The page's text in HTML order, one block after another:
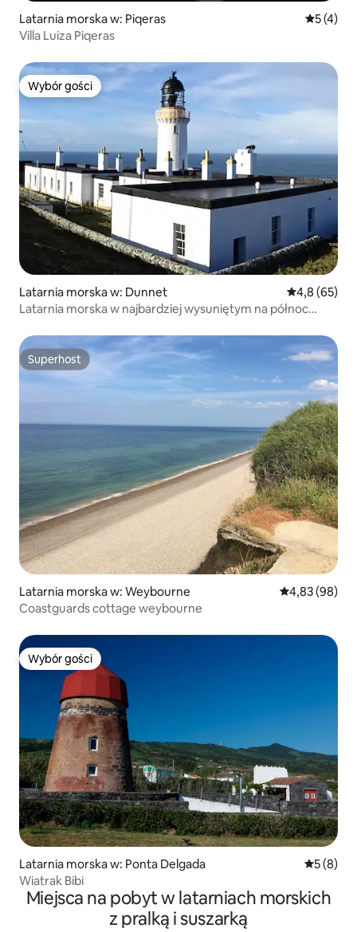
Latarnia morska w: Piqeras Średnia
5 (4)
Villa Luiza Piqeras
Wybór gości
Wybór gości
Latarnia morska w: Dunnet Średnia
4,8 (65)
Latarnia morska w najbardziej wysuniętym na północ
Superhost
Superhost
Latarnia morska w: Weybourne Średnia
4,83 (98)
Coastguards cottage weybourne
Wybór gości
Wybór gości
Latarnia morska w: Ponta Delgada Średnia
5 (8)
Wiatrak Bibi
Miejsca na pobyt w latarniach morskich
z pralką i suszarką